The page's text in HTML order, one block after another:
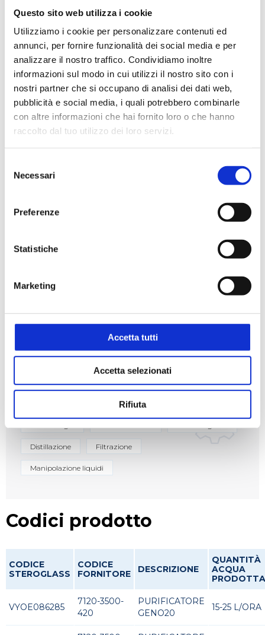
Questo sito web utilizza i cookie
Utilizziamo i cookie per personalizzare contenuti ed
annunci, per fornire funzionalità dei social media e per
analizzare il nostro traffico. Condividiamo inoltre
informazioni sul modo in cui utilizzi il nostro sito con i
nostri partner che si occupano di analisi dei dati web,
pubblicità e social media, i quali potrebbero combinarle
con altre informazioni che hai fornito loro o che hanno
raccolto dal tuo utilizzo dei loro servizi.
delNecessari
Preferenze
Statistiche
Marketing
Accetta tutti
Accetta selezionati
Rifiuta
(vedi accessori opzionali)
Taniche per la conservazione dell'acqua:
30/60/100 litri (vedi accessori opzionali)
RICHIEDI UN PREVENTIVO
Utilities necessarie per l'installazione
Alimentazione elettrica 230 Vac / 50 Hz, acqua in
ingresso 0,1 - 6 BAR (PURO 80 richiede 2-6 BAR),linea
Si ricorda la necessità per questo strumento d'essere
Settori
Farmaceutico
Distillazione Filtrazione
Manipolazione liquidi
Codici prodotto
CODICE
STEROGLASS
CODICE
FORNITORE
DESCRIZIONE
QUANTITÀ
ACQUA
PRODOTTA
VYOE086285
7120-3500-
420
PURIFICATORE
GENO20
15-25 L/ORA